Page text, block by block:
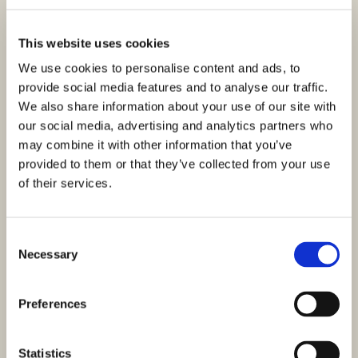
This website uses cookies
We use cookies to personalise content and ads, to
provide social media features and to analyse our traffic.
We also share information about your use of our site with
our social media, advertising and analytics partners who
may combine it with other information that you’ve
provided to them or that they’ve collected from your use
of their services.
Selection
Necessary
Preferences
Statistics